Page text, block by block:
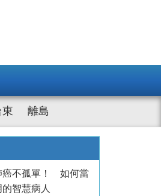
東 離島
癌不孤單！ 如何當
智慧病人